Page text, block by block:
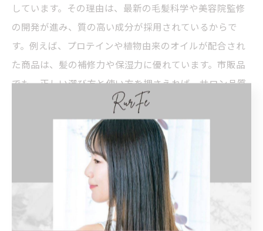
しています。その理由は、最新の毛髪科学や美容院監修
の開発が進み、質の高い成分が採用されているからで
す。例えば、プロテインや植物由来のオイルが配合され
た商品は、髪の補修力や保湿力に優れています。市販品
でも、正しい選び方と使い方を押さえれば、サロン品質
に迫るケアが可能です。
市販シャンプーはサロンとどう違うのか
市販シャンプーとサロン専売シャンプーの違いは、成分
の質や配合比率、目的の明確さにあります。なぜこの違
いが生まれるかというと、サロン専売品は専門家のカウ
ンセリングを前提に設計されているからです。例えば、